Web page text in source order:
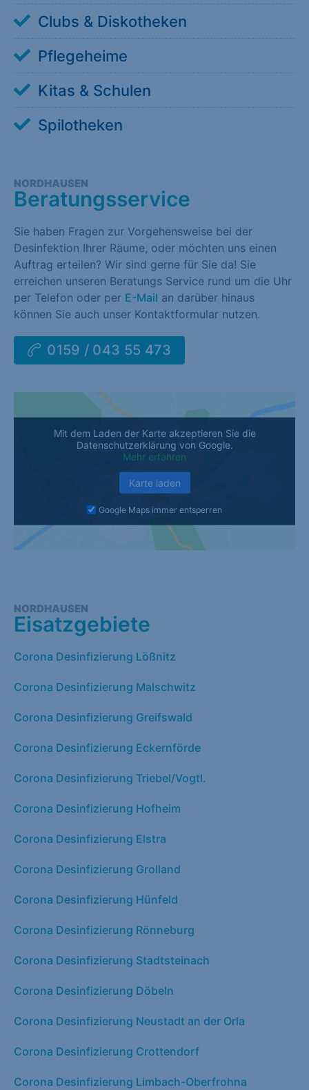
Clubs & Diskotheken
Pflegeheime
Kitas & Schulen
Spilotheken
NORDHAUSEN
Beratungsservice
Sie haben Fragen zur Vorgehensweise bei der
Desinfektion Ihrer Räume, oder möchten uns einen
Auftrag erteilen? Wir sind gerne für Sie da! Sie
erreichen unseren Beratungs Service rund um die Uhr
per Telefon oder per E-Mail an darüber hinaus
können Sie auch unser Kontaktformular nutzen.
0159 / 043 55 473
Mit dem Laden der Karte akzeptieren Sie die
Datenschutzerklärung von Google.
Mehr erfahren
Karte laden
Google Maps immer entsperren
NORDHAUSEN
Eisatzgebiete
Corona Desinfizierung Lößnitz
Corona Desinfizierung Malschwitz
Corona Desinfizierung Greifswald
Corona Desinfizierung Eckernförde
Corona Desinfizierung Triebel/Vogtl.
Corona Desinfizierung Hofheim
Corona Desinfizierung Elstra
Corona Desinfizierung Grolland
Corona Desinfizierung Hünfeld
Corona Desinfizierung Rönneburg
Corona Desinfizierung Stadtsteinach
Corona Desinfizierung Döbeln
Corona Desinfizierung Neustadt an der Orla
Corona Desinfizierung Crottendorf
Corona Desinfizierung Limbach-Oberfrohna